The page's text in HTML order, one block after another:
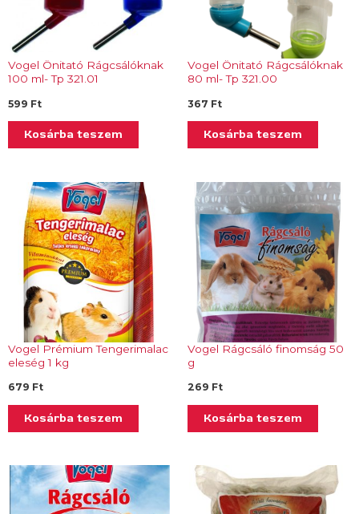
Vogel Önitató Rágcsálóknak
100 ml- Tp 321.01
599 Ft
Kosárba teszem
Vogel Önitató Rágcsálóknak
80 ml- Tp 321.00
367 Ft
Kosárba teszem
Vogel Prémium Tengerimalac
eleség 1 kg
679 Ft
Kosárba teszem
Vogel Rágcsáló finomság 50
g
269 Ft
Kosárba teszem